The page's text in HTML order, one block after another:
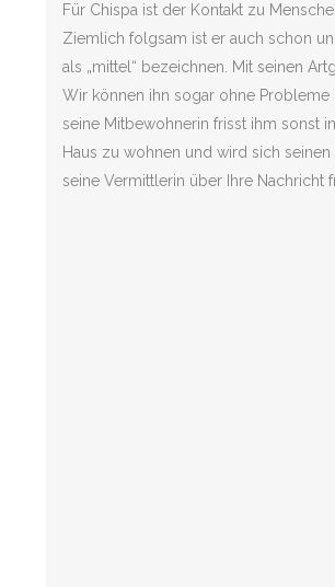
Für Chispa ist der Kontakt zu
Ziemlich folgsam ist er auch schon
als „mittel“ bezeichnen. Mit seinen
Wir können ihn sogar ohne Probleme
seine Mitbewohnerin frisst ihm sonst
Haus zu wohnen und wird sich
seine Vermittlerin über Ihre Nachricht